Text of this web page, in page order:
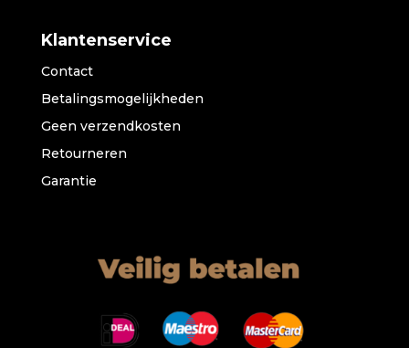
Klantenservice
Contact
Betalingsmogelijkheden
Geen verzendkosten
Retourneren
Garantie